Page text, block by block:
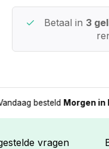
Betaal in 3
besteldMorgen in
vragen